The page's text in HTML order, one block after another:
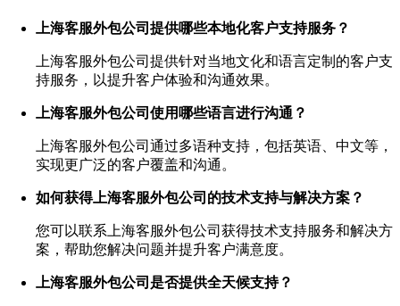
上海客服外包公司提供哪些本地化客户支持服务？
上海客服外包公司提供针对当地文化和语言定制的客户支
持服务，以提升客户体验和沟通效果。
上海客服外包公司使用哪些语言进行沟通？
上海客服外包公司通过多语种支持，包括英语、中文等，
实现更广泛的客户覆盖和沟通。
如何获得上海客服外包公司的技术支持与解决方案？
您可以联系上海客服外包公司获得技术支持服务和解决方
案，帮助您解决问题并提升客户满意度。
上海客服外包公司是否提供全天候支持？